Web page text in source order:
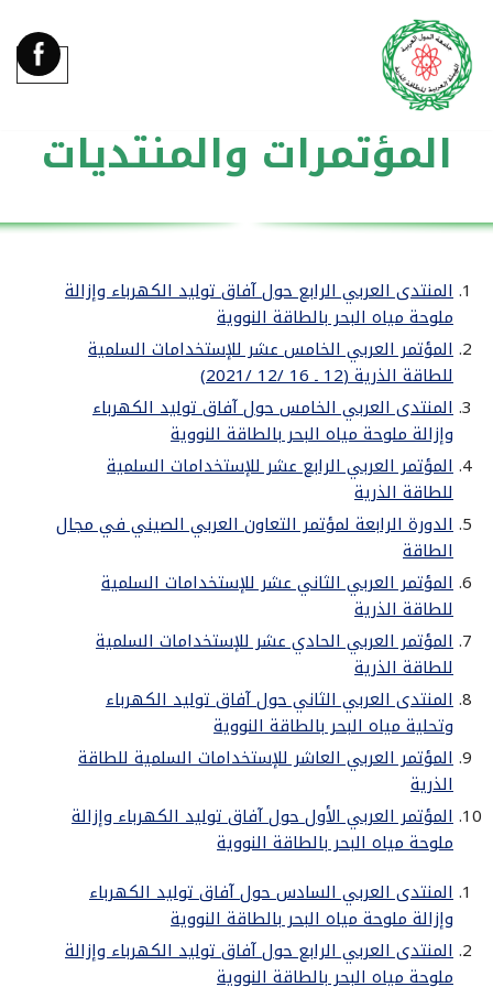
تخطى
إلى
المحتوى
المؤتمرات والمنتديات
المنتدى العربي الرابع حول آفاق توليد الكهرباء وإزالة
ملوحة مياه البحر بالطاقة النووية
المؤتمر العربي الخامس عشر للإستخدامات السلمية
للطاقة الذرية (12 ـ 16 /12 /2021)
المنتدى العربي الخامس حول آفاق توليد الكهرباء
وإزالة ملوحة مياه البحر بالطاقة النووية
المؤتمر العربي الرابع عشر للإستخدامات السلمية
للطاقة الذرية
الدورة الرابعة لمؤتمر التعاون العربي الصيني في مجال
الطاقة
المؤتمر العربي الثاني عشر للإستخدامات السلمية
للطاقة الذرية
المؤتمر العربي الحادي عشر للإستخدامات السلمية
للطاقة الذرية
المنتدى العربي الثاني حول آفاق توليد الكهرباء
وتحلية مياه البحر بالطاقة النووية
المؤتمر العربي العاشر للإستخدامات السلمية للطاقة
الذرية
المؤتمر العربي الأول حول آفاق توليد الكهرباء وإزالة
ملوحة مياه البحر بالطاقة النووية
المنتدى العربي السادس حول آفاق توليد الكهرباء
وإزالة ملوحة مياه البحر بالطاقة النووية
المنتدى العربي الرابع حول آفاق توليد الكهرباء وإزالة
ملوحة مياه البحر بالطاقة النووية